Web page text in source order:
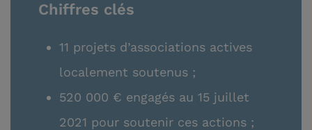
Chiffres clés
11 projets d’associations actives
localement soutenus ;
520 000 € engagés au 15 juillet
2021 pour soutenir ces actions ;